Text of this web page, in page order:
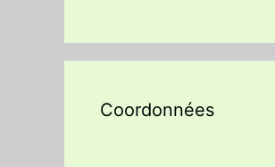
Coordonnées